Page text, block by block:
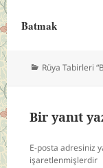
Batmak
Kategoriler
Rüya Tabirleri
Bir yanıt
E-posta adresiniz
işaretlenmişlerdir